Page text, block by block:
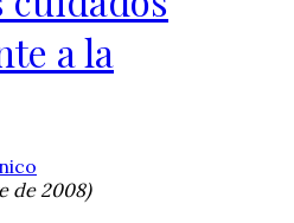
a la
de 2008)